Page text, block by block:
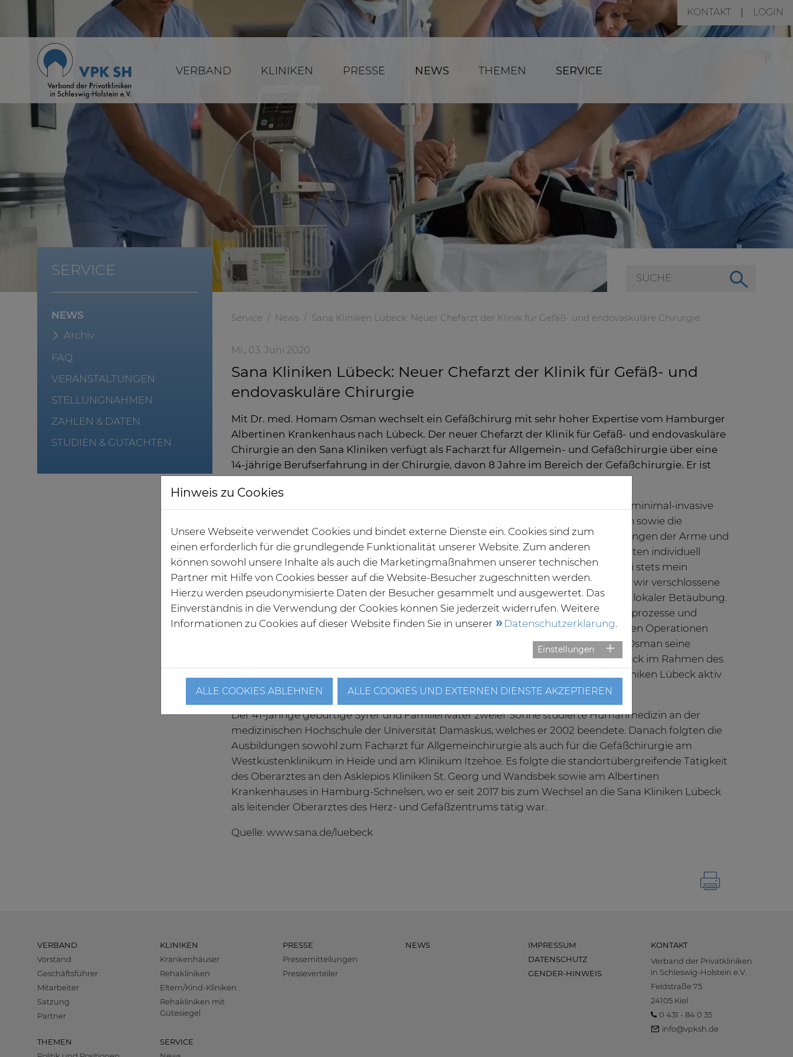
KONTAKT LOGIN
VERBAND KLINIKEN PRESSE NEWS THEMEN SERVICE
SERVICE
NEWS
Archiv
FAQ
VERANSTALTUNGEN
STELLUNGNAHMEN
ZAHLEN & DATEN
STUDIEN & GUTACHTEN
Service News Sana Kliniken Lübeck: Neuer Chefarzt der Klinik für Gefäß- und endovaskuläre Chirurgie
Mi., 03. Juni 2020
Sana Kliniken Lübeck: Neuer Chefarzt der Klinik für Gefäß- und
endovaskuläre Chirurgie
Mit Dr. med. Homam Osman wechselt ein Gefäßchirurg mit sehr hoher Expertise vom Hamburger
Albertinen Krankenhaus nach Lübeck. Der neuer Chefarzt der Klinik für Gefäß- und endovaskuläre
Chirurgie an den Sana Kliniken verfügt als Facharzt für Allgemein- und Gefäßchirurgie über eine
14-jährige Berufserfahrung in der Chirurgie, davon 8 Jahre im Bereich der Gefäßchirurgie. Er ist
den Sana Kliniken Lübeck (v.r.n.l.), © Sana Kliniken
Zu seinen Schwerpunkten gehört die minimal-invasive
Behandlung der Aortenerkrankungen sowie die
Behandlung von Durchblutungsstörungen der Arme und
Beine. „Erstklassige und auf die Patienten individuell
zugeschnittene Therapien sind hierbei stets mein
Hauptfokus. Soweit möglich eröffnen wir verschlossene
Gefäße mittels Kathetertechnik unter lokaler Betäubung.
Damit minimieren wir lange Heilungsprozesse und
Komplikationen, die sich aus komplexen Operationen
häufiger ergeben können“, erläutert Osman seine
Motivation, an den Sana Kliniken Lübeck im Rahmen des
Herz- und Gefäßzentrum der Sana Kliniken Lübeck aktiv
zu werden.
Der 41-jährige gebürtige Syrer und Familienvater zweier Söhne studierte Humanmedizin an der
medizinischen Hochschule der Universität Damaskus, welches er 2002 beendete. Danach folgten die
Ausbildungen sowohl zum Facharzt für Allgemeinchirurgie als auch für die Gefäßchirurgie am
Westküstenklinikum in Heide und am Klinikum Itzehoe. Es folgte die standortübergreifende Tätigkeit
des Oberarztes an den Asklepios Kliniken St. Georg und Wandsbek sowie am Albertinen
Krankenhauses in Hamburg-Schnelsen, wo er seit 2017 bis zum Wechsel an die Sana Kliniken Lübeck
als leitender Oberarztes des Herz- und Gefäßzentrums tätig war.
Quelle: www.sana.de/luebeck
VERBAND
Vorstand
Geschäftsführer
Mitarbeiter
Satzung
Partner
KLINIKEN
Krankenhäuser
Rehakliniken
Eltern/Kind-Kliniken
Rehakliniken mit
Gütesiegel
PRESSE
Pressemitteilungen
Presseverteiler
NEWS
THEMEN
SERVICE
KONTAKT
Verband der Privatkliniken
in Schleswig-Holstein e.V.
Feldstraße 75
24105 Kiel
0 431 - 84 0 35
info@vpksh.de
IMPRESSUM
DATENSCHUTZ
GENDER-HINWEIS
Hinweis zu Cookies
Unsere Webseite verwendet Cookies und bindet externe Dienste ein. Cookies sind zum
einen erforderlich für die grundlegende Funktionalität unserer Website. Zum anderen
können sowohl unsere Inhalte als auch die Marketingmaßnahmen unserer technischen
Partner mit Hilfe von Cookies besser auf die Website-Besucher zugeschnitten werden.
Hierzu werden pseudonymisierte Daten der Besucher gesammelt und ausgewertet. Das
Einverständnis in die Verwendung der Cookies können Sie jederzeit widerrufen. Weitere
Informationen zu Cookies auf dieser Website finden Sie in unserer
Datenschutzerklärung
Einstellungen
ALLE COOKIES ABLEHNEN ALLE COOKIES UND EXTERNEN DIENSTE AKZEPTIEREN